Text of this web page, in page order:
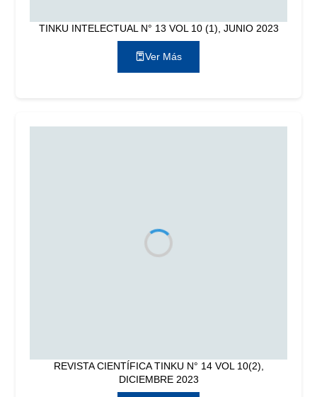
TINKU INTELECTUAL N° 13 VOL 10 (1), JUNIO 2023
Ver Más
REVISTA CIENTÍFICA TINKU N° 14 VOL 10(2),
DICIEMBRE 2023